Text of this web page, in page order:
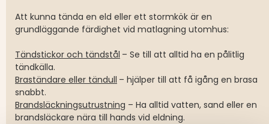
Att kunna tända en eld eller ett stormkök är en
grundläggande färdighet vid matlagning utomhus:
Tändstickor och tändstål – Se till att alltid ha en pålitlig
tändkälla.
Braständare eller tändull – hjälper till att få igång en brasa
snabbt.
Brandsläckningsutrustning – Ha alltid vatten, sand eller en
brandsläckare nära till hands vid eldning.